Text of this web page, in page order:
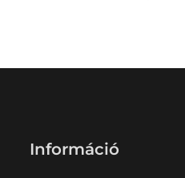
Információ